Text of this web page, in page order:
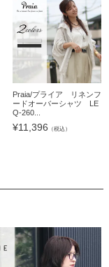
Praia/プライア リネンフ
ードオーバーシャツ LE
Q-260...
¥11,396 （税込）